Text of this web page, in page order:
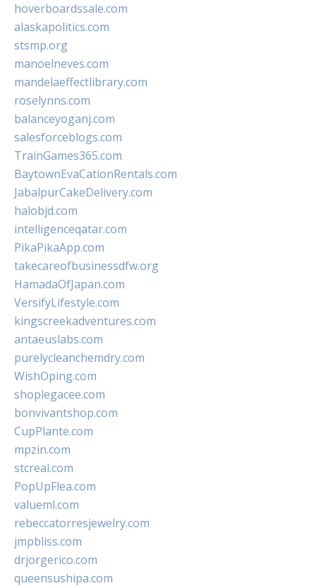
hoverboardssale.com
alaskapolitics.com
stsmp.org
manoelneves.com
mandelaeffectlibrary.com
roselynns.com
balanceyoganj.com
salesforceblogs.com
TrainGames365.com
BaytownEvaCationRentals.com
JabalpurCakeDelivery.com
halobjd.com
intelligenceqatar.com
PikaPikaApp.com
takecareofbusinessdfw.org
HamadaOfJapan.com
VersifyLifestyle.com
kingscreekadventures.com
antaeuslabs.com
purelycleanchemdry.com
WishOping.com
shoplegacee.com
bonvivantshop.com
CupPlante.com
mpzin.com
stcreal.com
PopUpFlea.com
valueml.com
rebeccatorresjewelry.com
jmpbliss.com
drjorgerico.com
queensushipa.com